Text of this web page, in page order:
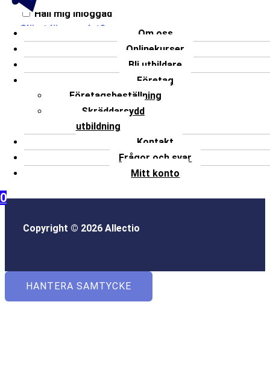
Om oss
Onlinekurser
Bli utbildare
Företag
Företagsbeställning
Skräddarsydd
utbildning
Kontakt
Frågor och svar
Mitt konto
0
Håll mig inloggad
Glömt lösenordet?
Har du inget konto?Registrera dig
Copyright © 2026 Allectio
HANTERA SAMTYCKE